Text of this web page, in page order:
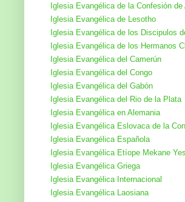
Iglesia Evangélica de la Confesión
Iglesia Evangélica de Lesotho
Iglesia Evangélica de los Discipulos
Iglesia Evangélica de los Hermanos
Iglesia Evangélica del Camerún
Iglesia Evangélica del Congo
Iglesia Evangélica del Gabón
Iglesia Evangélica del Rio de la Plata
Iglesia Evangélica en Alemania
Iglesia Evangélica Eslovaca de la
Iglesia Evangélica Española
Iglesia Evangélica Etíope Mekane
Iglesia Evangélica Griega
Iglesia Evangélica Internacional
Iglesia Evangélica Laosiana